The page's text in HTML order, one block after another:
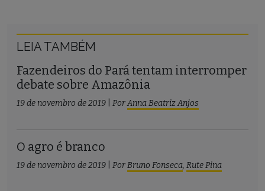
LEIA TAMBÉM
Fazendeiros do Pará tentam interromper
debate sobre Amazônia
19 de novembro de 2019 PorAnna Beatriz Anjos
O agro é branco
19 de novembro de 2019 PorBruno Fonseca, Rute Pina